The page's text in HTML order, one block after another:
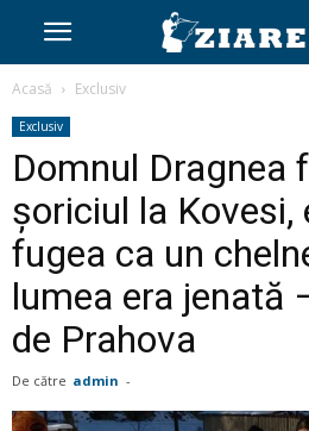
Acasă Exclusiv
Exclusiv
Domnul Dragnea
șoriciul la Kovesi,
fugea ca un
lumea era jenată
de Prahova
De către admin -